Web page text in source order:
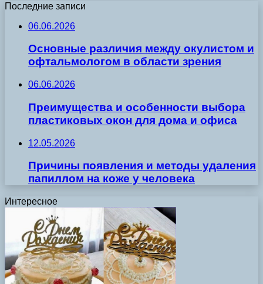
Последние записи
06.06.2026
Основные различия между окулистом и
офтальмологом в области зрения
06.06.2026
Преимущества и особенности выбора
пластиковых окон для дома и офиса
12.05.2026
Причины появления и методы удаления
папиллом на коже у человека
Интересное